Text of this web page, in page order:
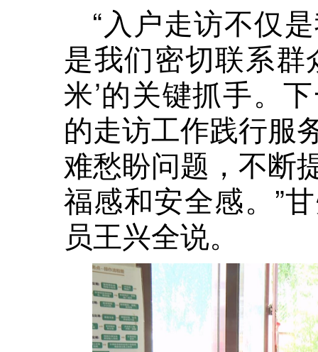
“入户走访不仅
是我们密切联系群
米’的关键抓手。
的走访工作践行服
难愁盼问题，不断
福感和安全感。”
员王兴全说。